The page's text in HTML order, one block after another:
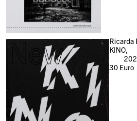
New
Ricarda
KINO,
30 Euro